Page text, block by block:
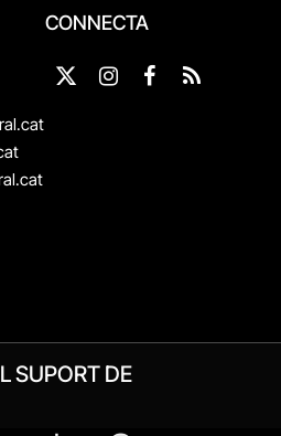
CONNECTA
X
InstagramFacebook
RSS
SUPORT DE